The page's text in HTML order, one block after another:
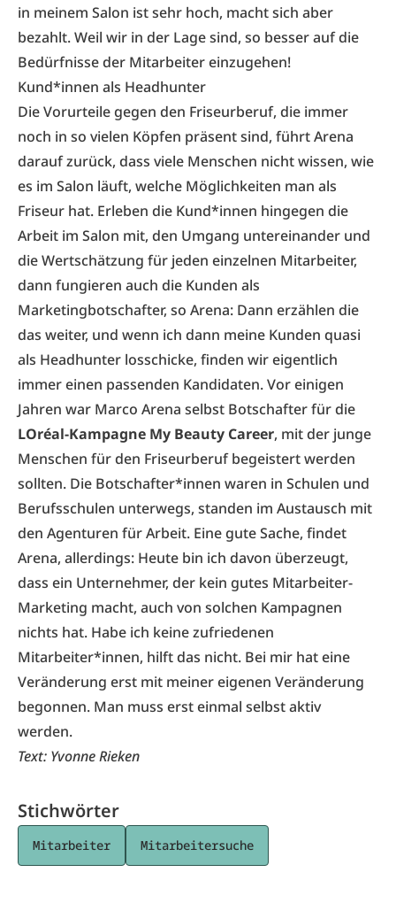
in meinem Salon ist sehr hoch, macht sich aber
bezahlt. Weil wir in der Lage sind, so besser auf die
Bedürfnisse der Mitarbeiter einzugehen!
Kund*innen als Headhunter
Die Vorurteile gegen den Friseurberuf, die immer
noch in so vielen Köpfen präsent sind, führt Arena
darauf zurück, dass viele Menschen nicht wissen, wie
es im Salon läuft, welche Möglichkeiten man als
Friseur hat. Erleben die Kund*innen hingegen die
Arbeit im Salon mit, den Umgang untereinander und
die Wertschätzung für jeden einzelnen Mitarbeiter,
dann fungieren auch die Kunden als
Marketingbotschafter, so Arena: Dann erzählen die
das weiter, und wenn ich dann meine Kunden quasi
als Headhunter losschicke, finden wir eigentlich
immer einen passenden Kandidaten. Vor einigen
Jahren war Marco Arena selbst Botschafter für die
LOréal-Kampagne My Beauty Career, mit der junge
Menschen für den Friseurberuf begeistert werden
sollten. Die Botschafter*innen waren in Schulen und
Berufsschulen unterwegs, standen im Austausch mit
den Agenturen für Arbeit. Eine gute Sache, findet
Arena, allerdings: Heute bin ich davon überzeugt,
dass ein Unternehmer, der kein gutes Mitarbeiter-
Marketing macht, auch von solchen Kampagnen
nichts hat. Habe ich keine zufriedenen
Mitarbeiter*innen, hilft das nicht. Bei mir hat eine
Veränderung erst mit meiner eigenen Veränderung
begonnen. Man muss erst einmal selbst aktiv
werden.
Text: Yvonne Rieken
Stichwörter
Mitarbeiter Mitarbeitersuche